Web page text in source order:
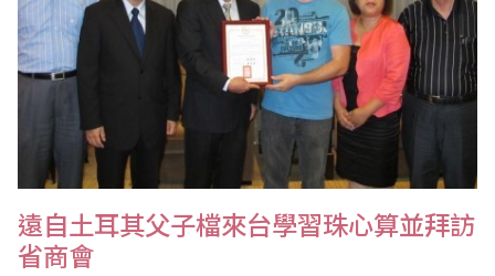
遠自土耳其父子檔來台學習珠心算並拜訪
省商會